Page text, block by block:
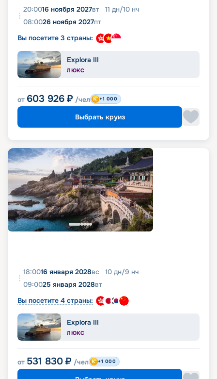
20:0016 ноября 2027вт 11 дн/10 нч
08:0026 ноября 2027пт
Вы посетите 3 страны:
Explora III
ЛЮКС
от 603 926 ₽ /чел +1 000
Выбрать круиз
18:0016 января 2028вс 10 дн/9 нч
09:0025 января 2028вт
Вы посетите 4 страны:
Explora III
ЛЮКС
от 531 830 ₽ /чел +1 000